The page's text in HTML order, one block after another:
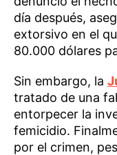
día después,
extorsivo en el
80.000 dólares
Sin embargo, la
tratado de una
entorpecer la
femicidio.
por el crimen,